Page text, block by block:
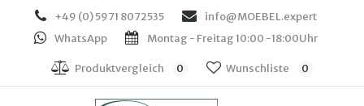
+49 (0) 5971 8072535
info@MOEBEL.expert
WhatsApp
Montag - Freitag 10:00 -18:00Uhr
Produktvergleich 0 Wunschliste 0